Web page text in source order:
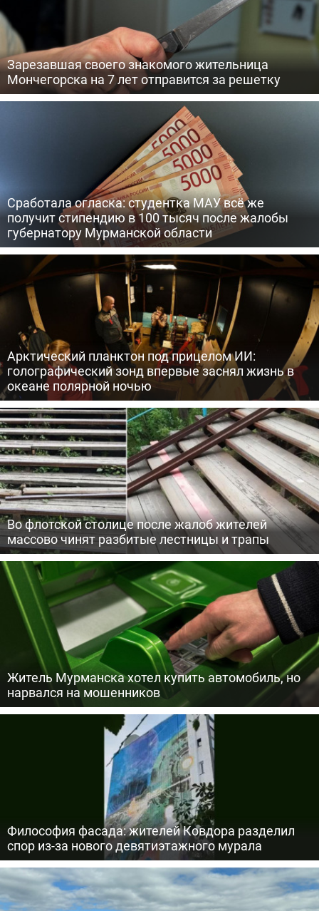
Зарезавшая своего знакомого жительница
Мончегорска на 7 лет отправится за решетку
Сработала огласка: студентка МАУ всё же
получит стипендию в 100 тысяч после жалобы
губернатору Мурманской области
Арктический планктон под прицелом ИИ:
голографический зонд впервые заснял жизнь в
океане полярной ночью
Во флотской столице после жалоб жителей
массово чинят разбитые лестницы и трапы
Житель Мурманска хотел купить автомобиль, но
нарвался на мошенников
Философия фасада: жителей Ковдора разделил
спор из-за нового девятиэтажного мурала